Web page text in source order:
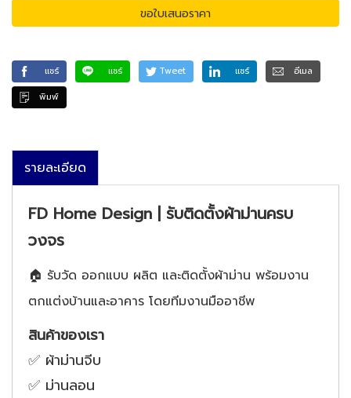
ขอใบเสนอราคา
แชร์ แชร์ Tweet แชร์
อีเมล
พิมพ์
รายละเอียด
FD Home Design | รับติดตั้งผ้าม่านครบ
วงจร
🏠 รับวัด ออกแบบ ผลิต และติดตั้งผ้าม่าน พร้อมงาน
ตกแต่งบ้านและอาคาร โดยทีมงานมืออาชีพ
สินค้าของเรา
✅ ผ้าม่านจีบ
✅ ม่านลอน